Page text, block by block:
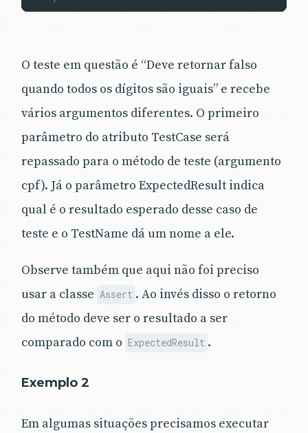
O teste em questão é “Deve retornar falso
quando todos os dígitos são iguais” e recebe
vários argumentos diferentes. O primeiro
parâmetro do atributo TestCase será
repassado para o método de teste (argumento
cpf). Já o parâmetro ExpectedResult indica
qual é o resultado esperado desse caso de
teste e o TestName dá um nome a ele.
Observe também que aqui não foi preciso
usar a classe Assert . Ao invés disso o retorno
do método deve ser o resultado a ser
comparado com o ExpectedResult .
Exemplo 2
Em algumas situações precisamos executar